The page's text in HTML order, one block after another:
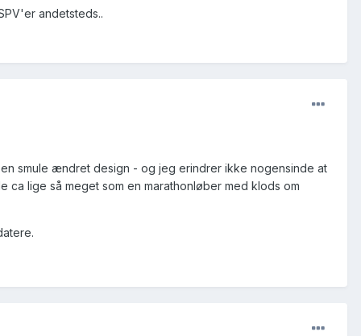
andetsteds..
smule ændret design - og jeg erindrer ikke nogensinde at
lige så meget som en marathonløber med klods om